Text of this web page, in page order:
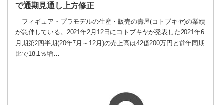
で通期見通し上方修正
フィギュア・プラモデルの生産・販売の壽屋(コトブキヤ)の業績
が急伸している。2021年2月12日にコトブキヤが発表した2021年6
月期第2四半期(20年7月～12月)の売上高は42億200万円と前年同期
比で18.1％増…